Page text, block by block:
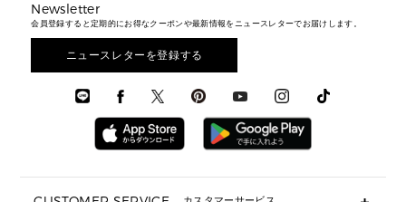
ウェア
アクセサリー
メンズ バッグ
メンズ 財布・小物
メンズ シューズ
メンズ ウェア
メンズ 時計・その他
メンズ財布・小物
メンズアクセサリー
メンズウェア
3 IN 1 / 2 IN 1 バッグ
▶ メンズすべて
▶ メンズすべて
▶ バッグすべて
通勤・通学アイテム
3 IN 1 バッグ
ミニ財布・フラグメントケース
財布・小物
時計・ジュエリー
アクセサリー
エディターレビュー
Newsletter
会員登録すると定期的にお得なクーポンや最新情報をニュースレターでお届けします。
ニュースレターを登録する